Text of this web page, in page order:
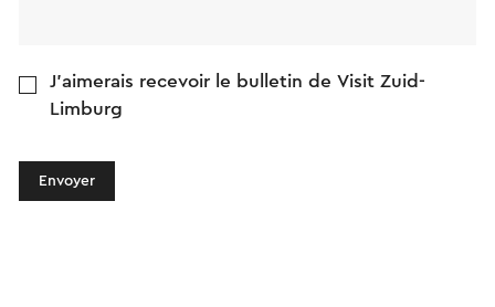
J'aimerais recevoir le bulletin de Visit Zuid-
Limburg
Envoyer